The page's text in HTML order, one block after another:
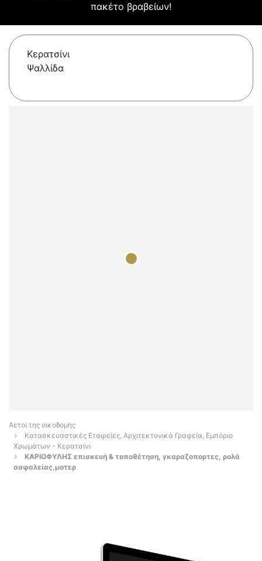
πακέτο βραβείων!
Κερατσίνι
Ψαλλίδα
Αετοί της οικοδομής
Κατασκευαστικές Εταιρείες, Αρχιτεκτονικά Γραφεία, Εμπόριο
Χρωμάτων - Κερατσίνι
ΚΑΡΙΟΦΥΛΗΣ επισκευή & τοποθέτηση, γκαραζοπορτες, ρολά
ασφαλείας,μοτερ